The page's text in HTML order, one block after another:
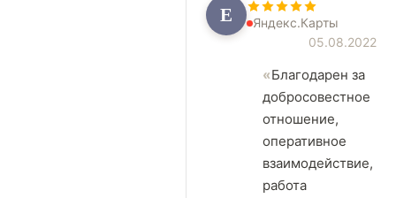
Е
Яндекс.Карты
05.08.2022
Благодарен за
добросовестное
отношение,
оперативное
взаимодействие,
работа